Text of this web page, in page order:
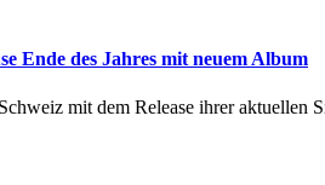
Ende des Jahres mit neuem Album
mit dem Release ihrer